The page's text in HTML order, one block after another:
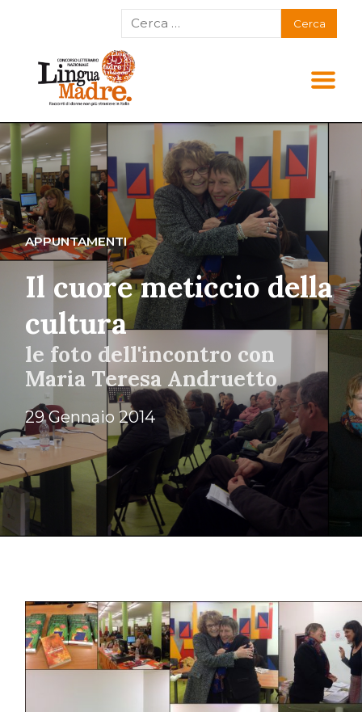
APPUNTAMENTI
Il cuore meticcio della
cultura
le foto dell'incontro con
Maria Teresa Andruetto
29 Gennaio 2014